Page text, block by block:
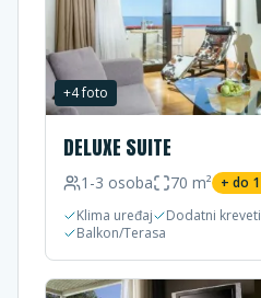
+4foto
DELUXE SUITE
1-3 osoba 70 m² + do 1
Klima uređaj
Dodatni kreveti
Balkon/Terasa